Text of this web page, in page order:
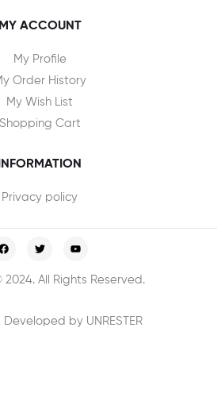
MY ACCOUNT
My Profile
Order History
My Wish List
Shopping Cart
INFORMATION
Privacy policy
All Rights Reserved.
by UNRESTER